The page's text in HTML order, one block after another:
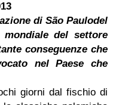
di São Paulodel
mondiale del settore
conseguenze che
nel Paese che
giorni dal fischio di